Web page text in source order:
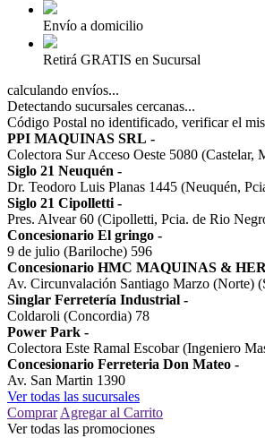
Envío a domicilio
Retirá GRATIS en Sucursal
calculando envíos...
Detectando sucursales cercanas...
Código Postal no identificado, verificar el
PPI MAQUINAS SRL -
Colectora Sur Acceso Oeste 5080 (Castelar,
Siglo 21 Neuquén -
Dr. Teodoro Luis Planas 1445 (Neuquén,
Siglo 21 Cipolletti -
Pres. Alvear 60 (Cipolletti, Pcia. de Rio
Concesionario El gringo -
9 de julio (Bariloche) 596
Concesionario HMC MAQUINAS &
Av. Circunvalación Santiago Marzo (Norte)
Singlar Ferretería Industrial -
Coldaroli (Concordia) 78
Power Park -
Colectora Este Ramal Escobar (Ingeniero
Concesionario Ferreteria Don Mateo -
Av. San Martin 1390
Ver todas las sucursales
Comprar Agregar al Carrito
Ver todas las promociones